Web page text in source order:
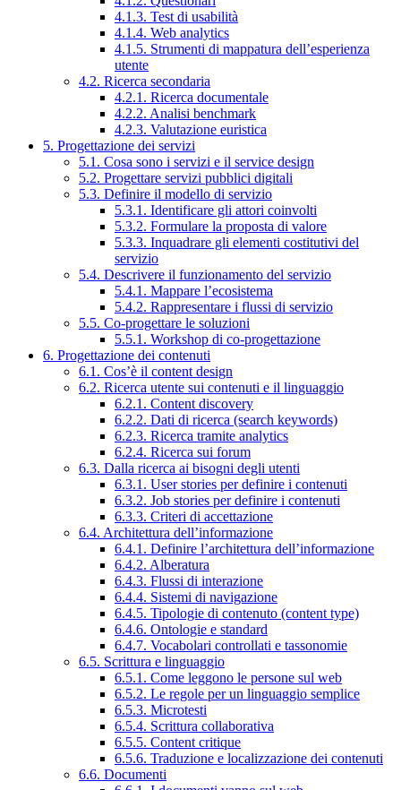
4.1.3. Test di usabilità
4.1.4. Web analytics
4.1.5. Strumenti di mappatura dell’esperienza
utente
4.2. Ricerca secondaria
4.2.1. Ricerca documentale
4.2.2. Analisi benchmark
4.2.3. Valutazione euristica
5. Progettazione dei servizi
5.1. Cosa sono i servizi e il service design
5.2. Progettare servizi pubblici digitali
5.3. Definire il modello di servizio
5.3.1. Identificare gli attori coinvolti
5.3.2. Formulare la proposta di valore
5.3.3. Inquadrare gli elementi costitutivi del
servizio
5.4. Descrivere il funzionamento del servizio
5.4.1. Mappare l’ecosistema
5.4.2. Rappresentare i flussi di servizio
5.5. Co-progettare le soluzioni
5.5.1. Workshop di co-progettazione
6. Progettazione dei contenuti
6.1. Cos’è il content design
6.2. Ricerca utente sui contenuti e il linguaggio
6.2.1. Content discovery
6.2.2. Dati di ricerca (search keywords)
6.2.3. Ricerca tramite analytics
6.2.4. Ricerca sui forum
6.3. Dalla ricerca ai bisogni degli utenti
6.3.1. User stories per definire i contenuti
6.3.2. Job stories per definire i contenuti
6.3.3. Criteri di accettazione
6.4. Architettura dell’informazione
6.4.1. Definire l’architettura dell’informazione
6.4.2. Alberatura
6.4.3. Flussi di interazione
6.4.4. Sistemi di navigazione
6.4.5. Tipologie di contenuto (content type)
6.4.6. Ontologie e standard
6.4.7. Vocabolari controllati e tassonomie
6.5. Scrittura e linguaggio
6.5.1. Come leggono le persone sul web
6.5.2. Le regole per un linguaggio semplice
6.5.3. Microtesti
6.5.4. Scrittura collaborativa
6.5.5. Content critique
6.5.6. Traduzione e localizzazione dei contenuti
6.6. Documenti